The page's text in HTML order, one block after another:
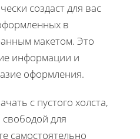
создаст для вас
в
макетом. Это
информации и
оформления.
с пустого холста,
для
самостоятельно